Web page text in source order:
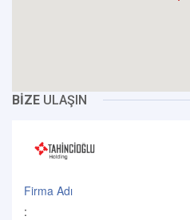
BİZE ULAŞIN
Firma Adı
: